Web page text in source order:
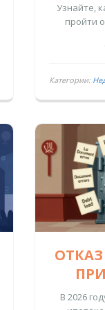
Узнайте,
пройти
ошибок
Категории:
ОТКАЗ
В 2026